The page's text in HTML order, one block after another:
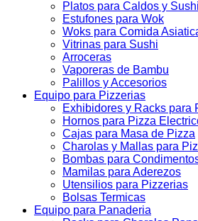
Platos para Caldos y Sushi
Estufones para Wok
Woks para Comida
Vitrinas para Sushi
Arroceras
Vaporeras de Bambu
Palillos y Accesorios
Equipo para Pizzerias
Exhibidores y Racks para
Hornos para Pizza
Cajas para Masa de Pizza
Charolas y Mallas para
Bombas para
Mamilas para Aderezos
Utensilios para Pizzerias
Bolsas Termicas
Equipo para Panaderia